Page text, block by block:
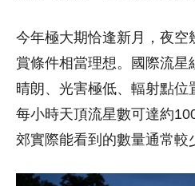
今年極大期恰逢新月，夜空
賞條件相當理想。國際流星
晴朗、光害極低、輻射點位
每小時天頂流星數可達約
郊實際能看到的數量通常較